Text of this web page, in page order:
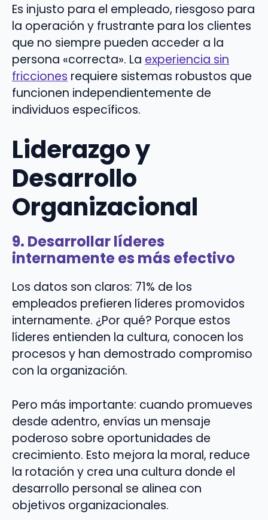
Es injusto para el empleado, riesgoso para
la operación y frustrante para los clientes
que no siempre pueden acceder a la
persona «correcta». La experiencia sin
fricciones requiere sistemas robustos que
funcionen independientemente de
individuos específicos.
Liderazgo y
Desarrollo
Organizacional
9. Desarrollar líderes
internamente es más efectivo
Los datos son claros: 71% de los
empleados prefieren líderes promovidos
internamente. ¿Por qué? Porque estos
líderes entienden la cultura, conocen los
procesos y han demostrado compromiso
con la organización.
Pero más importante: cuando promueves
desde adentro, envías un mensaje
poderoso sobre oportunidades de
crecimiento. Esto mejora la moral, reduce
la rotación y crea una cultura donde el
desarrollo personal se alinea con
objetivos organizacionales.